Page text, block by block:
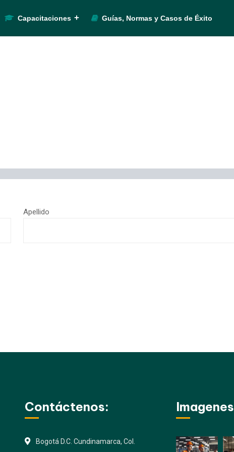
Capacitaciones Guías, Normas y Casos de Éxito
Apellido
Contáctenos:
Bogotá D.C. Cundinamarca, Col.
Imagenes